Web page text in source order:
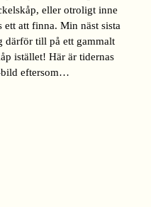
eller otroligt inne
ett att finna. Min näst sista
därför till på ett gammalt
istället! Här är tidernas
bild eftersom…